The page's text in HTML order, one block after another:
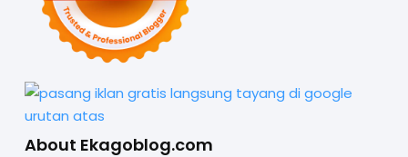
About Ekagoblog.com